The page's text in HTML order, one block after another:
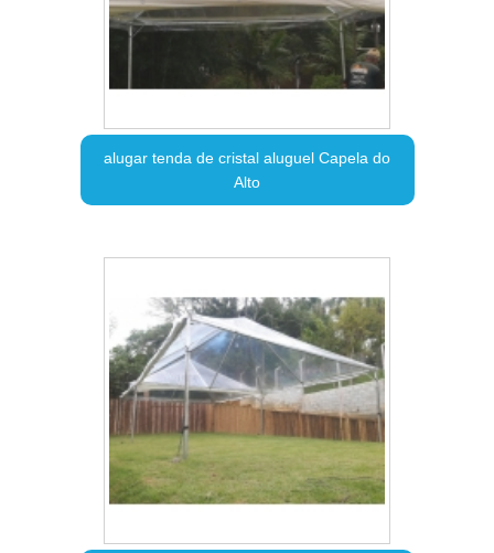
alugar tenda de cristal aluguel Capela do
Alto